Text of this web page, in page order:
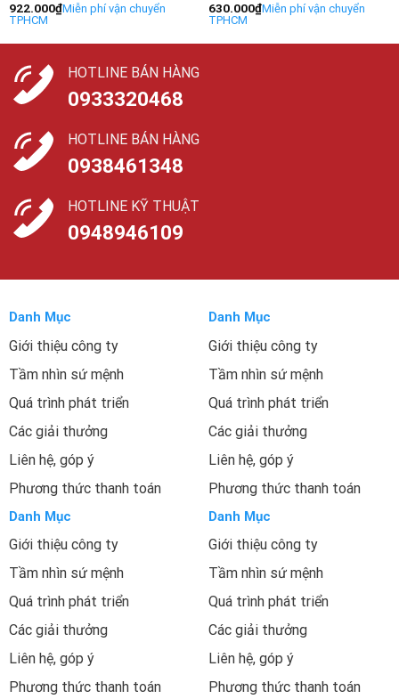
922.000₫ 630.000₫
HOTLINE BÁN HÀNG
0933320468
HOTLINE BÁN HÀNG
0938461348
HOTLINE KỸ THUẬT
0948946109
Danh Mục
Giới thiệu công ty
Tầm nhìn sứ mệnh
Quá trình phát triển
Các giải thưởng
Liên hệ, góp ý
Phương thức thanh toán
Danh Mục
Giới thiệu công ty
Tầm nhìn sứ mệnh
Quá trình phát triển
Các giải thưởng
Liên hệ, góp ý
Phương thức thanh toán
Danh Mục
Giới thiệu công ty
Tầm nhìn sứ mệnh
Quá trình phát triển
Các giải thưởng
Liên hệ, góp ý
Phương thức thanh toán
Danh Mục
Giới thiệu công ty
Tầm nhìn sứ mệnh
Quá trình phát triển
Các giải thưởng
Liên hệ, góp ý
Phương thức thanh toán